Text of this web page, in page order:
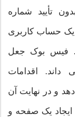
تأیید شماره
یک حساب کاربری
فیس بوک جعل
اقدامات
و در نهایت آن
یک صفحه و